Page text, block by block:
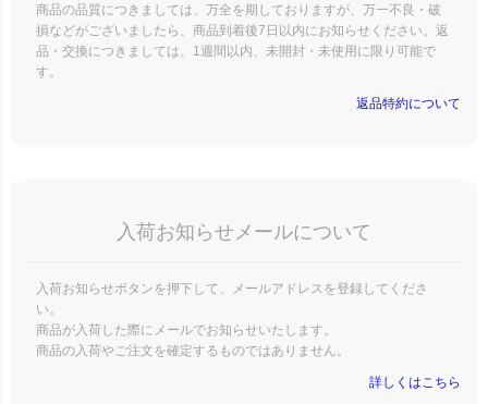
商品の品質につきましては、万全を期しておりますが、万一不良・破
損などがございましたら、商品到着後7日以内にお知らせください。返
品・交換につきましては、1週間以内、未開封・未使用に限り可能で
す。
返品特約について
入荷お知らせメールについて
入荷お知らせボタンを押下して、メールアドレスを登録してくださ
い。
商品が入荷した際にメールでお知らせいたします。
商品の入荷やご注文を確定するものではありません。
詳しくはこちら